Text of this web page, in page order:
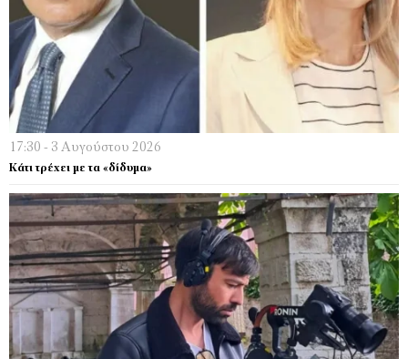
17:30 - 3 Αυγούστου 2026
Κάτι τρέχει µε τα «δίδυµα»